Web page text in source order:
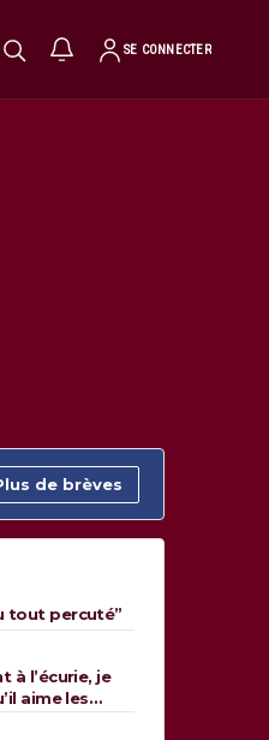
SE CONNECTER
de brèves
tout percuté”
à l’écurie, je
aime les